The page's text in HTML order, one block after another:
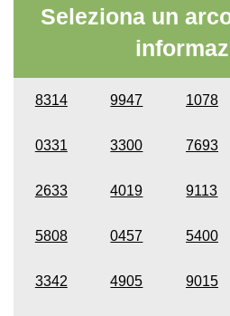
Seleziona un
8314 9947 1078
0331 3300 7693
2633 4019 9113
5808 0457 5400
3342 4905 9015